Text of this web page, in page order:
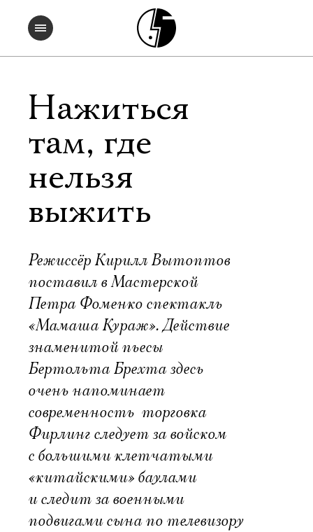
Нажиться
там, где
нельзя
выжить
Режиссёр Кирилл Вытоптов
поставил в Мастерской
Петра Фоменко спектакль
«Мамаша Кураж». Действие
знаменитой пьесы
Бертольта Брехта здесь
очень напоминает
современность  торговка
Фирлинг следует за войском
с большими клетчатыми
«китайскими» баулами
и следит за военными
подвигами сына по телевизору